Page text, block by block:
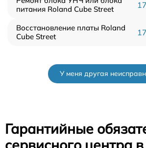
питания Roland Cube Street
Восстановление платы Roland
Cube Street
У меня другая
Гарантийные